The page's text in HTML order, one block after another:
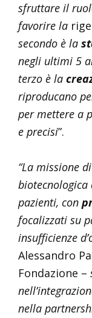
sfruttare il
favorire la
secondo è la
negli ultimi 5
terzo è la
riproducano
per mettere a
e precisi”.
“La missione
biotecnologica
pazienti, con
focalizzati su
insufficienze
Alessandro
Fondazione –
nella